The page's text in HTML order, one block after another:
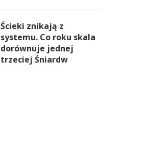
Ścieki znikają z
systemu. Co roku skala
dorównuje jednej
trzeciej Śniardw